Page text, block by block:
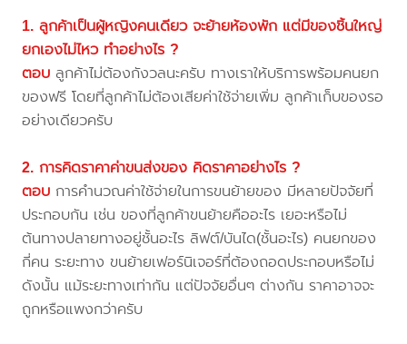
1. ลูกค้าเป็นผู้หญิงคนเดียว จะย้ายห้องพัก แต่มีของชิ้นใหญ่
ยกเองไม่ไหว ทำอย่างไร ?
ตอบ ลูกค้าไม่ต้องกังวลนะครับ ทางเราให้บริการพร้อมคนยก
ของฟรี โดยที่ลูกค้าไม่ต้องเสียค่าใช้จ่ายเพิ่ม ลูกค้าเก็บของรอ
อย่างเดียวครับ
2. การคิดราคาค่าขนส่งของ คิดราคาอย่างไร ?
ตอบ การคำนวณค่าใช้จ่ายในการขนย้ายของ มีหลายปัจจัยที่
ประกอบกัน เช่น ของที่ลูกค้าขนย้ายคืออะไร เยอะหรือไม่
ต้นทางปลายทางอยู่ชั้นอะไร ลิฟต์/บันได(ชั้นอะไร) คนยกของ
กี่คน ระยะทาง ขนย้ายเฟอร์นิเจอร์ที่ต้องถอดประกอบหรือไม่
ดังนั้น แม้ระยะทางเท่ากัน แต่ปัจจัยอื่นๆ ต่างกัน ราคาอาจจะ
ถูกหรือแพงกว่าครับ